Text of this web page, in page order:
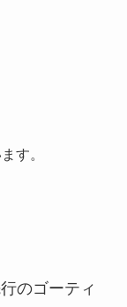
す。
のゴーティ